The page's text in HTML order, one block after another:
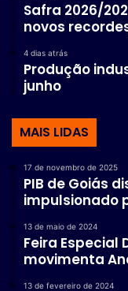
Safra 2026/
novos
4 dias atrás
Produção
junho
MAIS LIDAS
17 de novembro de 2025
PIB de Goiás
impulsionado
13 de maio de 2024
Feira Especial
movimenta
13 de fevereiro de 2024